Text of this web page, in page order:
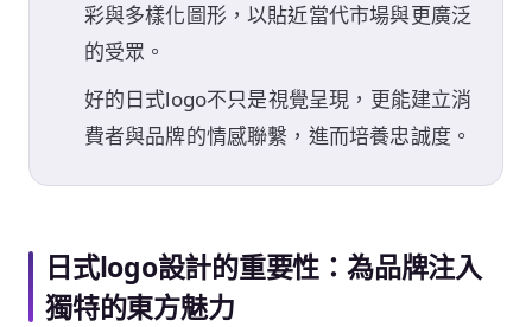
彩與多樣化圖形，以貼近當代市場與更廣泛
的受眾。
好的日式logo不只是視覺呈現，更能建立消
費者與品牌的情感聯繫，進而培養忠誠度。
日式logo設計的重要性：為品牌注入
獨特的東方魅力